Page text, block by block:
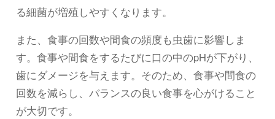
る細菌が増殖しやすくなります。
また、食事の回数や間食の頻度も虫歯に影響しま
す。食事や間食をするたびに口の中のpHが下がり、
歯にダメージを与えます。そのため、食事や間食の
回数を減らし、バランスの良い食事を心がけること
が大切です。